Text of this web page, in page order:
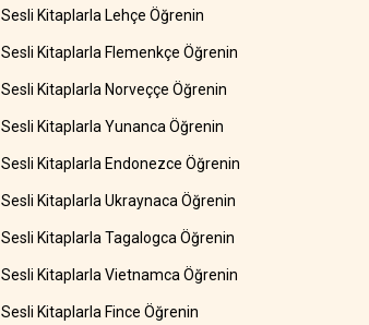
Sesli Kitaplarla Lehçe Öğrenin
Sesli Kitaplarla Flemenkçe Öğrenin
Sesli Kitaplarla Norveççe Öğrenin
Sesli Kitaplarla Yunanca Öğrenin
Sesli Kitaplarla Endonezce Öğrenin
Sesli Kitaplarla Ukraynaca Öğrenin
Sesli Kitaplarla Tagalogca Öğrenin
Sesli Kitaplarla Vietnamca Öğrenin
Sesli Kitaplarla Fince Öğrenin